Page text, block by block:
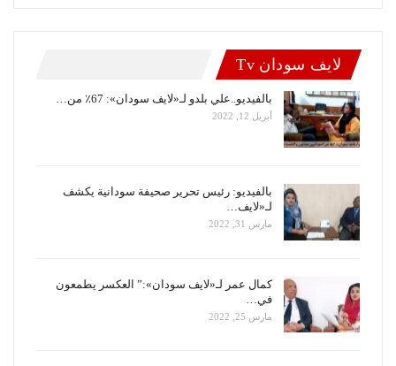
لايف سودان Tv
بالفيديو..علي بلدو لـ«لايف سودان»: 67٪ من…
أبريل 12, 2022
بالفيديو: رئيس تحرير صحيفة سودانية يكشف
لـ«لايف…
مارس 31, 2022
كمال عمر لـ«لايف سودان»:” العكسر يطمعون
في…
مارس 25, 2022